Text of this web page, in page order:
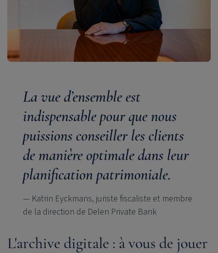
La vue d’ensemble est
indispensable pour que nous
puissions conseiller les clients
de manière optimale dans leur
planification patrimoniale.
— Katrin Eyckmans, juriste fiscaliste et membre
de la direction de Delen Private Bank
L'archive digitale : à vous de jouer